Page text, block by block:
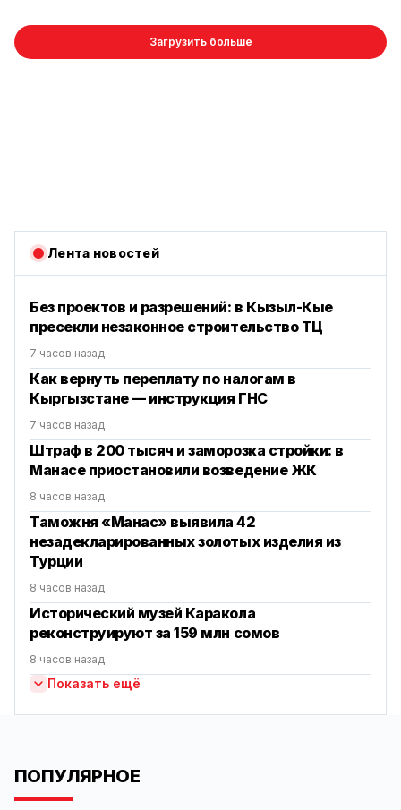
Загрузить больше
Лента новостей
Без проектов и разрешений: в Кызыл-Кые
пресекли незаконное строительство ТЦ
7 часов назад
Как вернуть переплату по налогам в
Кыргызстане — инструкция ГНС
7 часов назад
Штраф в 200 тысяч и заморозка стройки: в
Манасе приостановили возведение ЖК
8 часов назад
Таможня «Манас» выявила 42
незадекларированных золотых изделия из
Турции
8 часов назад
Исторический музей Каракола
реконструируют за 159 млн сомов
8 часов назад
Показать ещё
ПОПУЛЯРНОЕ